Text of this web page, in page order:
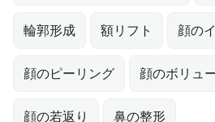
輪郭形成 額リフト 顔の
顔のピーリング 顔のボリュ
顔の若返り 鼻の整形